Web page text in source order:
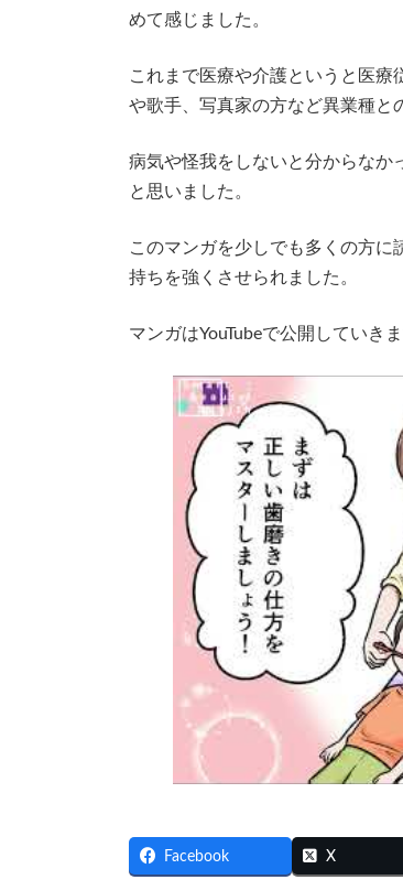
めて感じました。
これまで医療や介護というと医
や歌手、写真家の方など異業種と
病気や怪我をしないと分からなか
と思いました。
このマンガを少しでも多くの方
持ちを強くさせられました。
マンガはYouTubeで公開していきま
Facebook X